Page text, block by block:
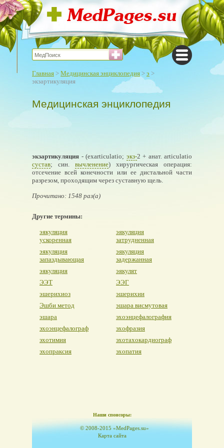
Главная > Медицинская энциклопедия > э >
экзартикуляция
Медицинская энциклопедия
экзартикуляция - (exarticulatio; экз-2 + анат. articulatio
сустав; син. вычленение) хирургическая операция:
отсечение всей конечности или ее дистальной части
разрезом, проходящим через суставную щель.
Прочитано: 1548 раз(а)
Другие термины:
эякуляция
ускоренная
эякуляция
затрудненная
эякуляция
запаздывающая
эякуляция
задержанная
эякуляция
эякулят
ЭЭТ
ЭЭГ
эшерихиоз
эшерихии
Эшби метод
эшара висмутовая
эшара
эхоэнцефалография
эхоэнцефалограф
эхофразия
эхотимия
эхотахокардиограф
эхопраксия
эхопатия
Наши спонсоры:
© 2008-2015 «MedPages.su»
Карта сайта